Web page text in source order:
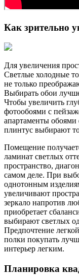
Как зрительно
Для увеличения
Светлые холодные
не только
Выбирать обои
Чтобы увеличить
фотообоями с
апартаменты
плинтус выбирают
Помещение
ламинат светлых
пространство,
самом деле. При
однотонным
увеличивают
зеркало напротив
приобретает
выбирают светлых
Предпочтение
полки покупать
интерьер легким.
Планировка